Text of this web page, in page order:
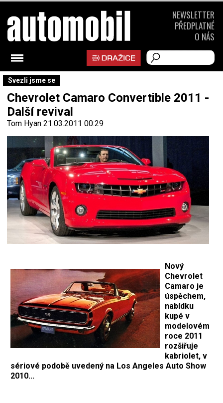
Svezli jsme se
Chevrolet Camaro Convertible 2011 -
Další revival
Tom Hyan 21.03.2011 00:29
Nový
Chevrolet
Camaro je
úspěchem,
nabídku
kupé v
modelovém
roce 2011
rozšiřuje
kabriolet, v
sériové podobě uvedený na Los Angeles Auto Show
2010...
NEWSLETTER
PŘEDPLATNÉ
O NÁS